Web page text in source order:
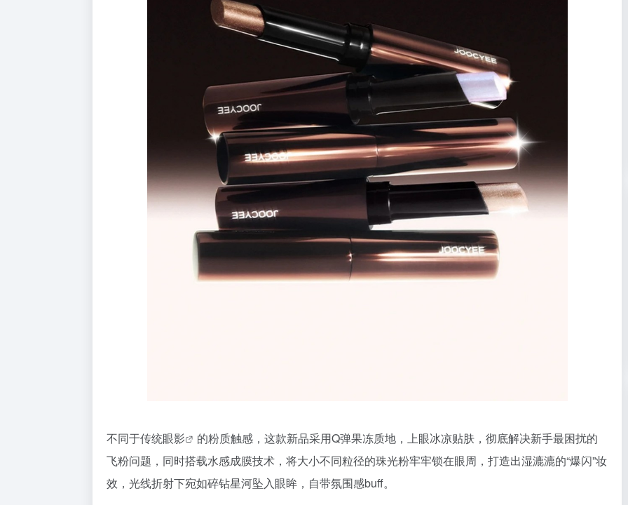
不同于传统眼影
的粉质触感，这款新品采用Q弹果冻质地，上眼冰凉贴肤，彻底解决新手最困扰的
飞粉问题，同时搭载水感成膜技术，将大小不同粒径的珠光粉牢牢锁在眼周，打造出湿漉漉的“爆闪”妆
效，光线折射下宛如碎钻星河坠入眼眸，自带氛围感buff。